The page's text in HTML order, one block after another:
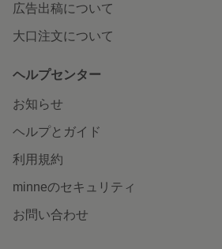
広告出稿について
大口注文について
ヘルプセンター
お知らせ
ヘルプとガイド
利用規約
minneのセキュリティ
お問い合わせ